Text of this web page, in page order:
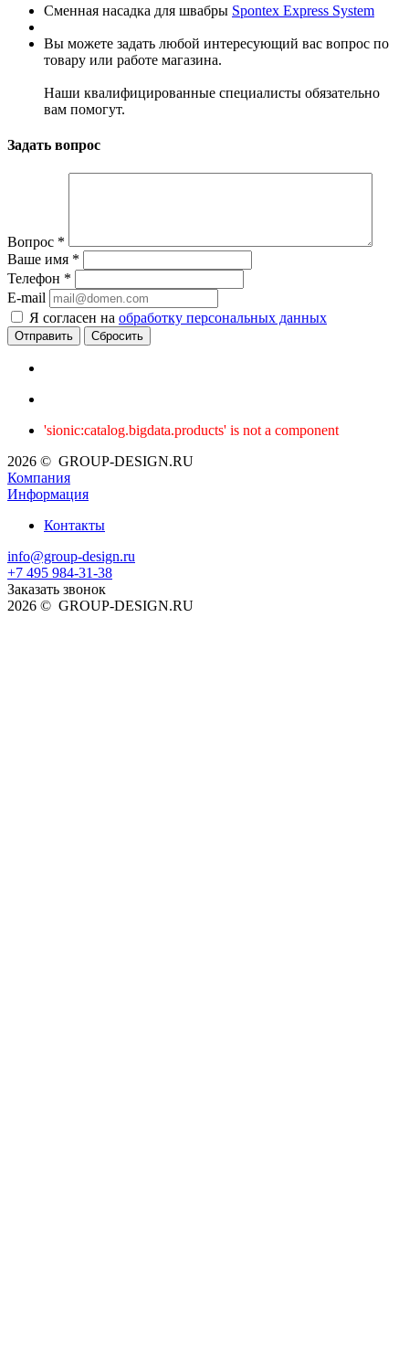
Сменная насадка для швабры Spontex Express System
Вы можете задать любой интересующий вас вопрос по
товару или работе магазина.
Наши квалифицированные специалисты обязательно
вам помогут.
Задать вопрос
Вопрос *
Ваше имя *
Телефон *
E-mail
Я согласен на обработку персональных данных
Сбросить
'sionic:catalog.bigdata.products' is not a component
2026 © GROUP-DESIGN.RU
Компания
Информация
Контакты
info@group-design.ru
+7 495 984-31-38
Заказать звонок
2026 © GROUP-DESIGN.RU